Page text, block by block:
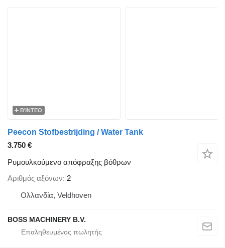
ΒΊΝΤΕΟ
Peecon Stofbestrijding / Water Tank
3.750 €
Ρυμουλκούμενο απόφραξης βόθρων
Αριθμός αξόνων 2
Ολλανδία, Veldhoven
BOSS MACHINERY B.V.